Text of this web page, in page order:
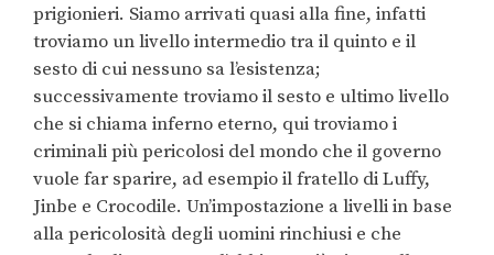
prigionieri. Siamo arrivati quasi alla fine, infatti
troviamo un livello intermedio tra il quinto e il
sesto di cui nessuno sa l’esistenza;
successivamente troviamo il sesto e ultimo livello
che si chiama inferno eterno, qui troviamo i
criminali più pericolosi del mondo che il governo
vuole far sparire, ad esempio il fratello di Luffy,
Jinbe e Crocodile. Un’impostazione a livelli in base
alla pericolosità degli uomini rinchiusi e che